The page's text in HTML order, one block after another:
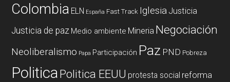
Colombia ELN España Fast Track Iglesia Justicia
Justicia de paz Medio ambiente Mineria Negociación
Neoliberalismo Papa Participación Paz PND Pobreza
PoliticaPolitica EEUU protesta social reforma